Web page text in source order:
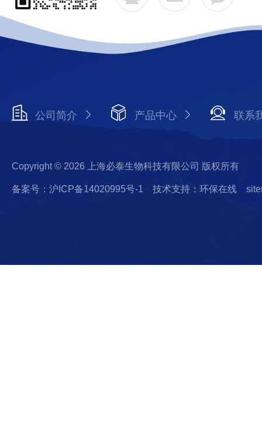
公司简介 产品中心 联系
Copyright © 2026 上海必泰生物科技有限公司 版权所有
备案号：沪ICP备14020995号-1 技术支持：环保在线